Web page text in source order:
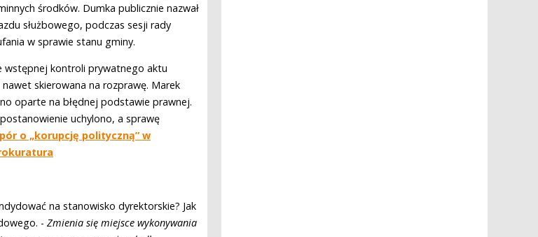
środków. Dumka publicznie nazwał
służbowego, podczas sesji rady
w sprawie stanu gminy.
wstępnej kontroli prywatnego aktu
skierowana na rozprawę. Marek
oparte na błędnej podstawie prawnej.
uchylono, a sprawę
o „korupcję polityczną” w
na stanowisko dyrektorskie? Jak
- Zmienia się miejsce wykonywania